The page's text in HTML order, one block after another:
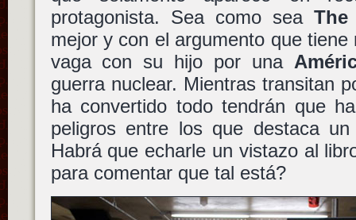
protagonista. Sea como sea The
mejor y con el argumento que
vaga con su hijo por una
guerra nuclear. Mientras transitan
ha convertido todo tendrán que
peligros entre los que destaca
Habrá que echarle un vistazo al
para comentar que tal está?